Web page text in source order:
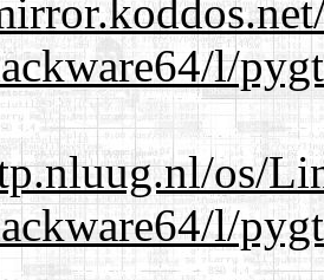
l/
os/
l/